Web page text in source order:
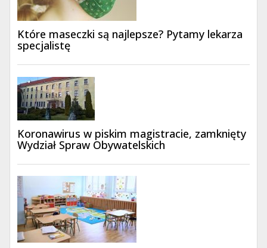
Które maseczki są najlepsze? Pytamy lekarza
specjalistę
Koronawirus w piskim magistracie, zamknięty
Wydział Spraw Obywatelskich